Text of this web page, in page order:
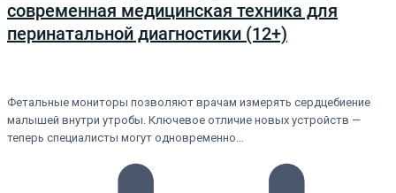
современная медицинская техника для
перинатальной диагностики (12+)
Фетальные мониторы позволяют врачам измерять сердцебиение
малышей внутри утробы. Ключевое отличие новых устройств —
теперь специалисты могут одновременно…